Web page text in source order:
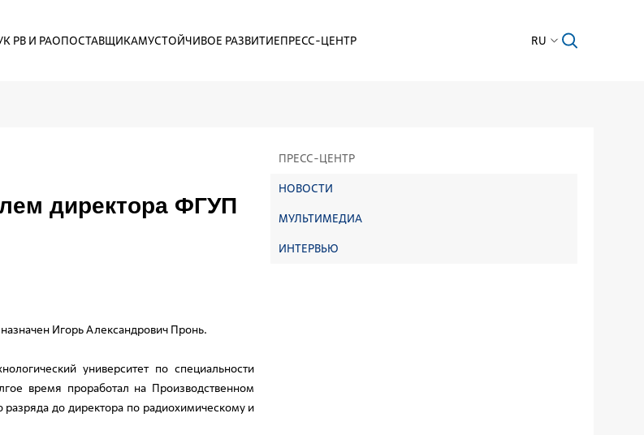
РВ И РАОПОСТАВЩИКАМУСТОЙЧИВОЕ РАЗВИТИЕПРЕСС-ЦЕНТР RU
ПРЕСС-ЦЕНТР
НОВОСТИ
МУЛЬТИМЕДИА
ИНТЕРВЬЮ
директора ФГУП
Игорь Александрович Пронь.
университет по специальности
время проработал на Производственном
до директора по радиохимическому и